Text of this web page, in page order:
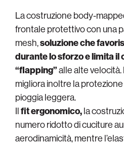
La costruzione body-
frontale protettivo con una
mesh,soluzione che
durante lo sforzo e limita
“flapping”alle alte
migliora inoltre la
pioggia leggera.
Ilfit ergonomico,la
numero ridotto di cuciture
aerodinamicità, mentre